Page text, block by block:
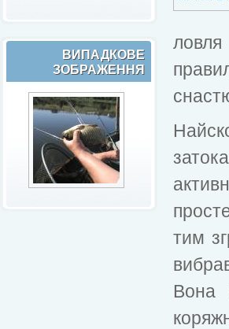
ВИПАДКОВЕ
ЗОБРАЖЕННЯ
тим
Вона